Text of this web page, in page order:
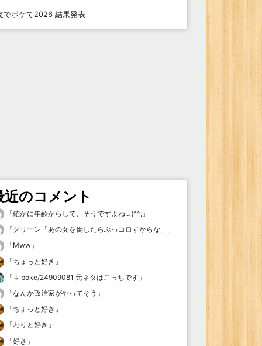
でボケて2026 結果発表
近のコメント
「確かに年齢からして、そうですよね…(^^; 」
「グリーン「あの女を倒したらぶっコロすからな」
」
「Mww 」
「ちょっと好き 」
「 ↓ boke/24909081 元ネタはこっちです 」
「なんか政治家がやってそう 」
「ちょっと好き 」
「わりと好き 」
「好き 」